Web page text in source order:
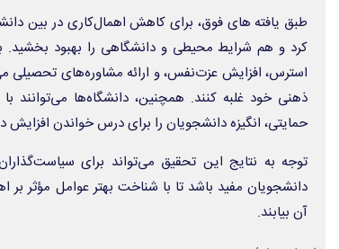
طبق یافته های فوق، برای کاهش اهمال‌کاری در بین
کرد و هم شرایط محیطی و دانشگاهی را بهبود بخشید.
استرس، افزایش عزت‌نفس، و ارائه مشاوره‌های تحصیلی
ذهنی خود غلبه کنند. همچنین، دانشگاه‌ها
حمایتی، انگیزه دانشجویان را برای درس خواندن افزایش
توجه به نتایج این تحقیق می‌تواند برای
دانشجویان مفید باشد تا با شناخت بهتر عوامل مؤثر
آن بیابند.